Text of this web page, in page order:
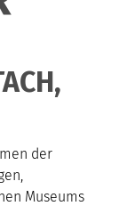
der
Museums